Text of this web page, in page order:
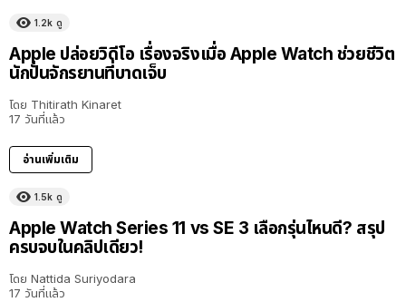
1.2k ดู
Apple ปล่อยวิดีโอ เรื่องจริงเมื่อ Apple Watch ช่วยชีวิต
นักปั่นจักรยานที่บาดเจ็บ
โดย Thitirath Kinaret
17 วันที่แล้ว
อ่านเพิ่มเติม
1.5k ดู
Apple Watch Series 11 vs SE 3 เลือกรุ่นไหนดี? สรุป
ครบจบในคลิปเดียว!
โดย Nattida Suriyodara
17 วันที่แล้ว